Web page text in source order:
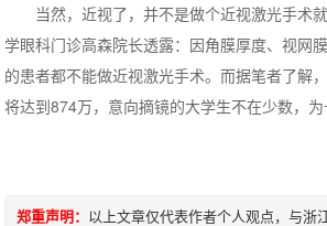
当然，近视了，并不是做个近视激光手术
学眼科门诊高森院长透露：因角膜厚度、视网
的患者都不能做近视激光手术。而据笔者了解
将达到874万，意向摘镜的大学生不在少数，为
郑重声明：
以上文章仅代表作者个人观点，与浙